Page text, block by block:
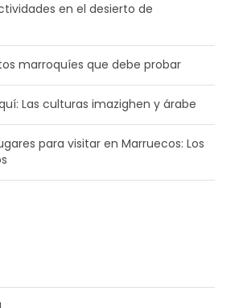
en el desierto de
marroquíes que debe probar
Las culturas imazighen y árabe
para visitar en Marruecos: Los